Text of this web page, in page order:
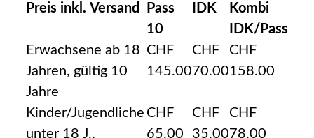
Preis inkl. Versand
Pass
10
IDK
Kombi
IDK/Pass
Erwachsene ab 18
Jahren, gültig 10
Jahre
CHF
145.00
CHF
70.00
CHF
158.00
Kinder/Jugendliche
unter 18 J.,
CHF
65.00
CHF
35.00
CHF
78.00